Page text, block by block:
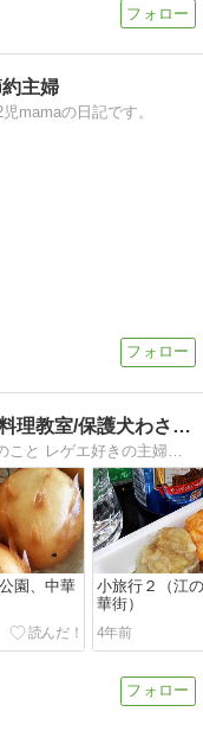
主婦
mamaの日記です。
宇都宮で無農薬有機野菜を使う料理教室/保護犬わさびとの生活
お弁当に普段の料理やお教室、子供達のこと レゲエ好きの主婦が気長にやってる、料理教室のことやら日常のこと。保護犬わさびとの生活など書いてます。
園、中華
小旅行２（江
華街）
4年前